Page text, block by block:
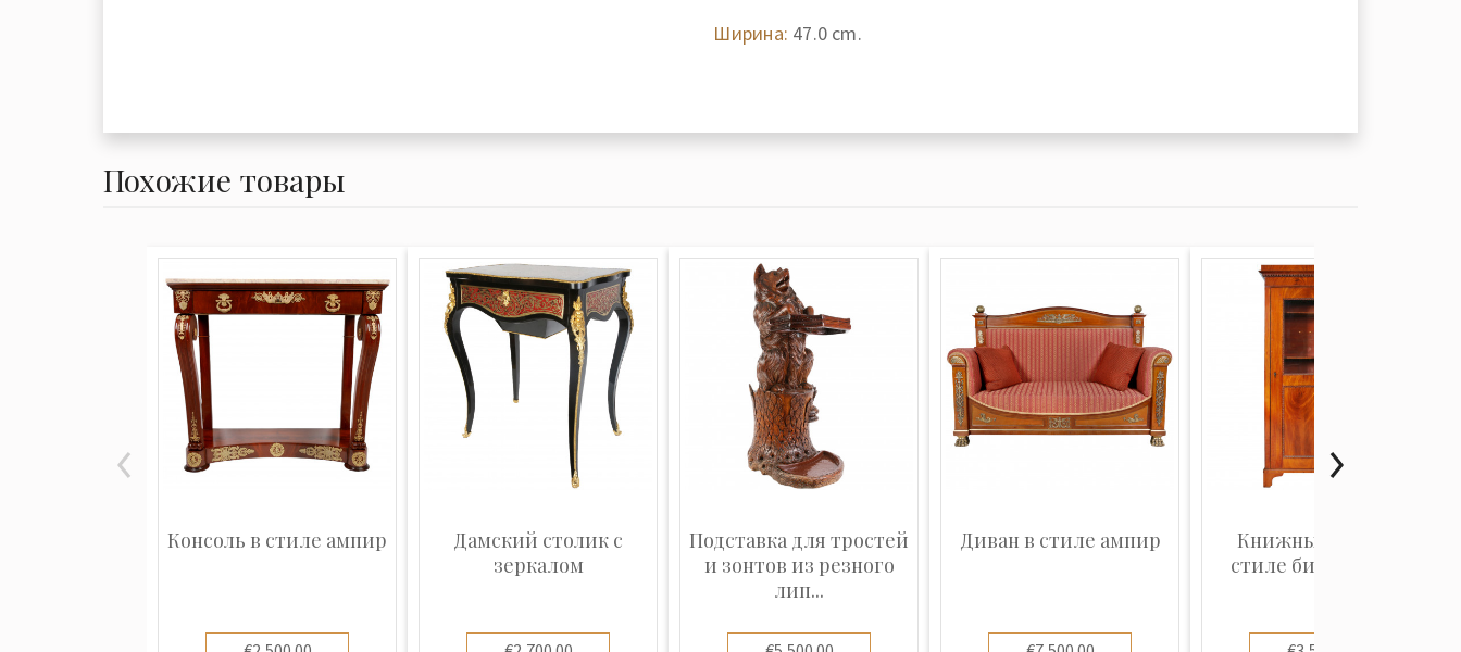
Ширина: 47.0 cm.
Похожие товары
Консоль в стиле ампир
Дамский столик с
зеркалом
Подставка для тростей
и зонтов из резного
лип...
Диван в стиле ампир
Книжный шкаф в
стиле бидермейер